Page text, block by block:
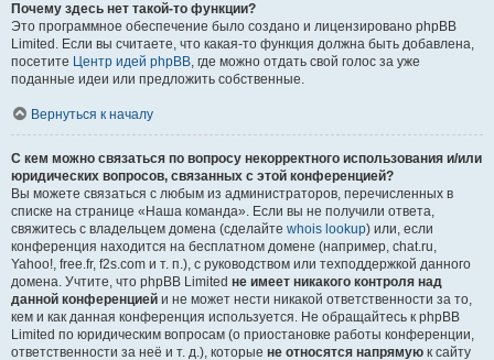
Почему здесь нет такой-то функции?
Это программное обеспечение было создано и лицензировано phpBB
Limited. Если вы считаете, что какая-то функция должна быть добавлена,
посетите Центр идей phpBB, где можно отдать свой голос за уже
поданные идеи или предложить собственные.
Вернуться к началу
С кем можно связаться по вопросу некорректного использования и/или
юридических вопросов, связанных с этой конференцией?
Вы можете связаться с любым из администраторов, перечисленных в
списке на странице «Наша команда». Если вы не получили ответа,
свяжитесь с владельцем домена (сделайте whois lookup) или, если
конференция находится на бесплатном домене (например, chat.ru,
Yahoo!, free.fr, f2s.com и т. п.), с руководством или техподдержкой данного
домена. Учтите, что phpBB Limited не имеет никакого контроля над
данной конференцией и не может нести никакой ответственности за то,
кем и как данная конференция используется. Не обращайтесь к phpBB
Limited по юридическим вопросам (о приостановке работы конференции,
ответственности за неё и т. д.), которые не относятся напрямую к сайту